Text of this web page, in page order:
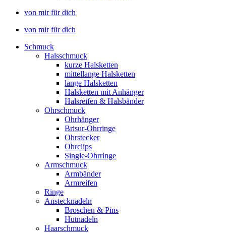
von mir für dich
von mir für dich
Schmuck
Halsschmuck
kurze Halsketten
mittellange Halsketten
lange Halsketten
Halsketten mit Anhänger
Halsreifen & Halsbänder
Ohrschmuck
Ohrhänger
Brisur-Ohrringe
Ohrstecker
Ohrclips
Single-Ohrringe
Armschmuck
Armbänder
Armreifen
Ringe
Anstecknadeln
Broschen & Pins
Hutnadeln
Haarschmuck